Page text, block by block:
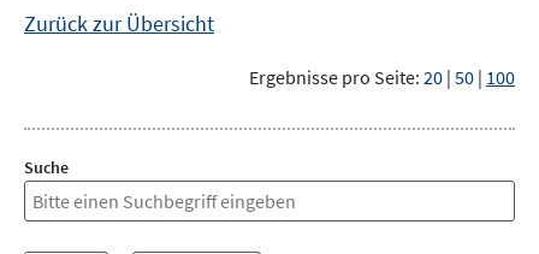
Zurück zur Übersicht
Ergebnisse pro Seite: 20 | 50 | 100
Suche